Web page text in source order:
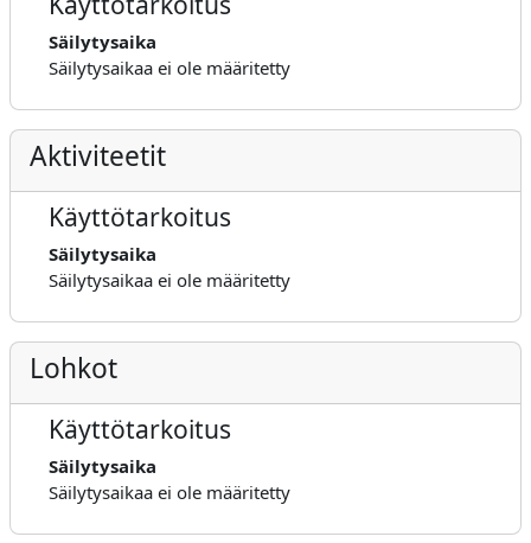
Säilytysaika
Säilytysaikaa ei ole määritetty
Aktiviteetit
Käyttötarkoitus
Säilytysaika
Säilytysaikaa ei ole määritetty
Lohkot
Käyttötarkoitus
Säilytysaika
Säilytysaikaa ei ole määritetty